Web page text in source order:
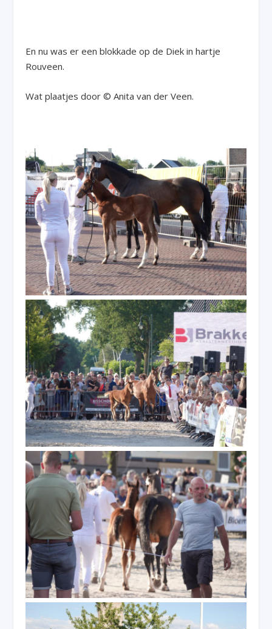
En nu was er een blokkade op de Diek in hartje
Rouveen.
Wat plaatjes door © Anita van der Veen.